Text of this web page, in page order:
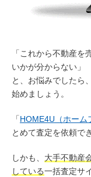
「これから不動産
いかが分からない」
と、お悩みでしたら
始めましょう。
「HOME4U（ホーム
とめて査定を依頼で
しかも、 大手不動産
している一括査定サ